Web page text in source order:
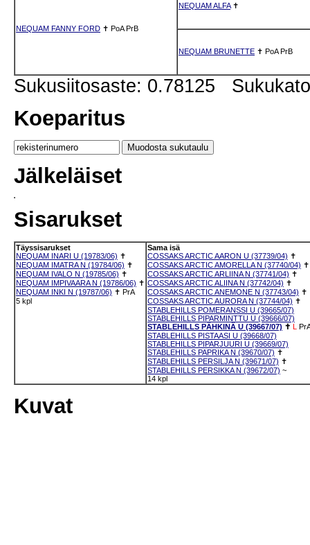
NEQUAM FANNY FORD ✝ PoA PrB
NEQUAM ALFA✝
NEQUAM BRUNETTE ✝ PoA PrB
Sukusiitosaste: 0.78125
Koeparitus
Jälkeläiset
Sisarukset
Täyssisarukset
NEQUAM INARI U (19783/06) ✝
NEQUAM IMATRA N (19784/06) ✝
NEQUAM IVALO N (19785/06) ✝
NEQUAM IMPIVAARA N (19786/06) ✝
NEQUAM INKI N (19787/06) ✝ PrA
5 kpl
Sama isä
COSSAKS ARCTIC AARON U (37739/04) ✝
COSSAKS ARCTIC AMORELLA N (37740/04) ✝
COSSAKS ARCTIC ARLIINA N (37741/04) ✝
COSSAKS ARCTIC ALIINA N (37742/04) ✝
COSSAKS ARCTIC ANEMONE N (37743/04) ✝
COSSAKS ARCTIC AURORA N (37744/04) ✝
STABLEHILLS POMERANSSI U (39665/07)
STABLEHILLS PIPARMINTTU U (39666/07)
STABLEHILLS PÄHKINÄ U (39667/07) ✝ L PrA
STABLEHILLS PISTAASI U (39668/07)
STABLEHILLS PIPARJUURI U (39669/07)
STABLEHILLS PAPRIKA N (39670/07) ✝
STABLEHILLS PERSILJA N (39671/07) ✝
STABLEHILLS PERSIKKA N (39672/07) ~
14 kpl
Kuvat